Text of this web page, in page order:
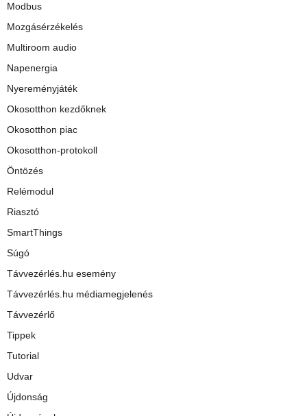
Modbus
Mozgásérzékelés
Multiroom audio
Napenergia
Nyereményjáték
Okosotthon kezdőknek
Okosotthon piac
Okosotthon-protokoll
Öntözés
Relémodul
Riasztó
SmartThings
Súgó
Távvezérlés.hu esemény
Távvezérlés.hu médiamegjelenés
Távvezérlő
Tippek
Tutorial
Udvar
Újdonság